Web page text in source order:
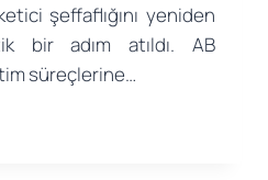
şeffaflığını yeniden
bir adım atıldı. AB
süreçlerine…